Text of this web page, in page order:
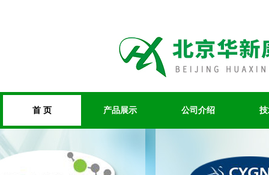
首 页 产品展示 公司介绍